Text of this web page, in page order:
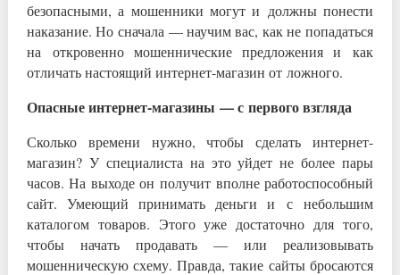
безопасными, а мошенники могут и должны понести
наказание. Но сначала — научим вас, как не попадаться
на откровенно мошеннические предложения и как
отличать настоящий интернет-магазин от ложного.
Опасные интернет-магазины — с первого взгляда
Сколько времени нужно, чтобы сделать интернет-
магазин? У специалиста на это уйдет не более пары
часов. На выходе он получит вполне работоспособный
сайт. Умеющий принимать деньги и с небольшим
каталогом товаров. Этого уже достаточно для того,
чтобы начать продавать — или реализовывать
мошенническую схему. Правда, такие сайты бросаются